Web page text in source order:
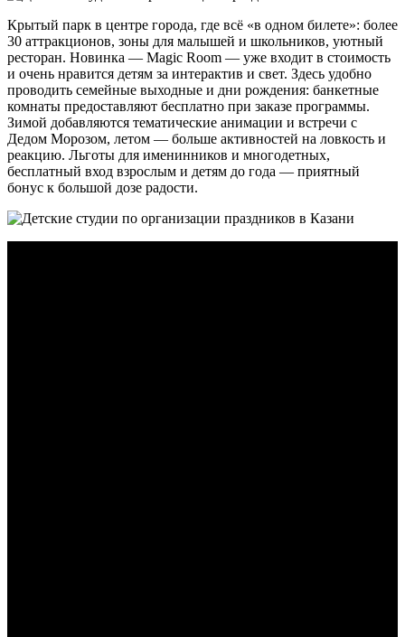
Крытый парк в центре города, где всё «в одном билете»: более
30 аттракционов, зоны для малышей и школьников, уютный
ресторан. Новинка — Magic Room — уже входит в стоимость
и очень нравится детям за интерактив и свет. Здесь удобно
проводить семейные выходные и дни рождения: банкетные
комнаты предоставляют бесплатно при заказе программы.
Зимой добавляются тематические анимации и встречи с
Дедом Морозом, летом — больше активностей на ловкость и
реакцию. Льготы для именинников и многодетных,
бесплатный вход взрослым и детям до года — приятный
бонус к большой дозе радости.